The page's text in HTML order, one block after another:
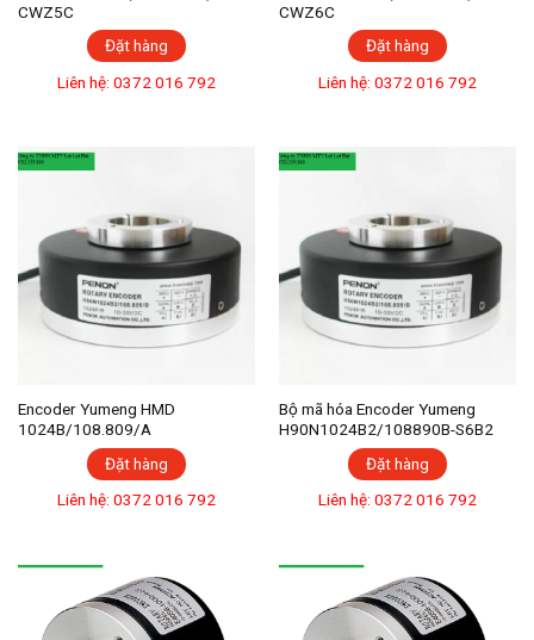
CWZ5C
Đặt hàng
Liên hệ: 0372 016 792
CWZ6C
Đặt hàng
Liên hệ: 0372 016 792
Encoder Yumeng HMD
1024B/108.809/A
Đặt hàng
Liên hệ: 0372 016 792
Bộ mã hóa Encoder Yumeng
H90N1024B2/108890B-S6B2
Đặt hàng
Liên hệ: 0372 016 792